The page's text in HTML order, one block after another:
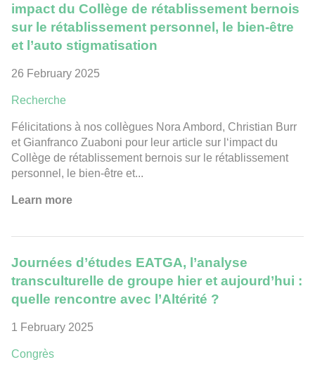
impact du Collège de rétablissement bernois
sur le rétablissement personnel, le bien-être
et l’auto stigmatisation
26 February 2025
Recherche
Félicitations à nos collègues Nora Ambord, Christian Burr
et Gianfranco Zuaboni pour leur article sur l‘impact du
Collège de rétablissement bernois sur le rétablissement
personnel, le bien-être et...
Learn more
Journées d’études EATGA, l’analyse
transculturelle de groupe hier et aujourd’hui :
quelle rencontre avec l’Altérité ?
1 February 2025
Congrès